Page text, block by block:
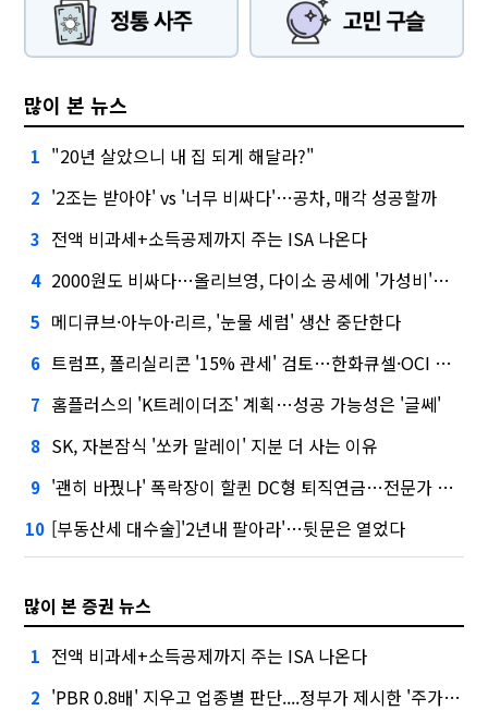
많이 본 뉴스
1 "20년 살았으니 내 집 되게 해달라?"
2 '2조는 받아야' vs '너무 비싸다'…공차, 매각 성공할까
3 전액 비과세+소득공제까지 주는 ISA 나온다
4 2000원도 비싸다…올리브영, 다이소 공세에 '가성비'로 맞불
5 메디큐브·아누아·리르, '눈물 세럼' 생산 중단한다
6 트럼프, 폴리실리콘 '15% 관세' 검토…한화큐셀·OCI 영향은?
7 홈플러스의 'K트레이더조' 계획…성공 가능성은 '글쎄'
8 SK, 자본잠식 '쏘카 말레이' 지분 더 사는 이유
9 '괜히 바꿨나' 폭락장이 할퀸 DC형 퇴직연금…전문가 조언은
10 [부동산세 대수술]'2년내 팔아라'…뒷문은 열었다
많이 본 증권 뉴스
1 전액 비과세+소득공제까지 주는 ISA 나온다
2 'PBR 0.8배' 지우고 업종별 판단....정부가 제시한 '주가 누르기' 방지법